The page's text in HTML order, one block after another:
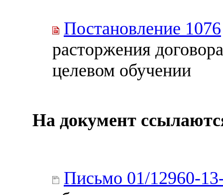
Постановление 1076
расторжения
целевом обучении
На документ
Письмо 01/12960-